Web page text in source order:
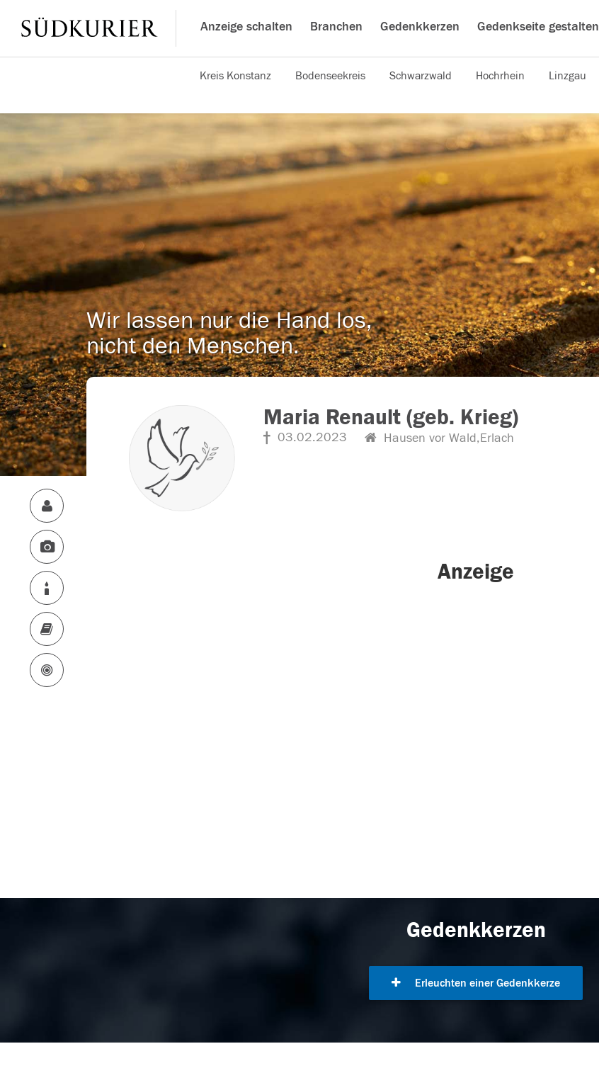
Anzeige schalten Branchen Gedenkkerzen Gedenkseite gestalten
Kreis Konstanz Bodenseekreis Schwarzwald Hochrhein Linzgau
Wir lassen nur die Hand los,
nicht den Menschen.
Maria Renault (geb. Krieg)
03.02.2023 Hausen vor Wald,Erlach
Anzeige
Gedenkkerzen
Erleuchten einer Gedenkkerze